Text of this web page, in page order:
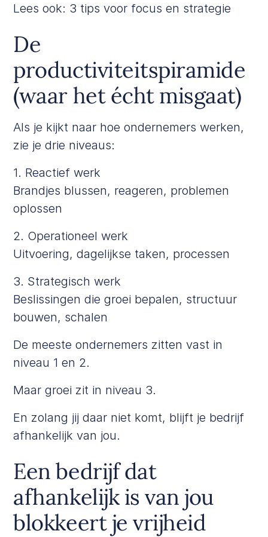
Lees ook: 3 tips voor focus en strategie
De
productiviteitspiramide
(waar het écht misgaat)
Als je kijkt naar hoe ondernemers werken,
zie je drie niveaus:
1. Reactief werk
Brandjes blussen, reageren, problemen
oplossen
2. Operationeel werk
Uitvoering, dagelijkse taken, processen
3. Strategisch werk
Beslissingen die groei bepalen, structuur
bouwen, schalen
De meeste ondernemers zitten vast in
niveau 1 en 2.
Maar groei zit in niveau 3.
En zolang jij daar niet komt, blijft je bedrijf
afhankelijk van jou.
Een bedrijf dat
afhankelijk is van jou
blokkeert je vrijheid